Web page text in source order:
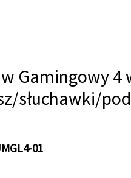
Gamingowy 4
słuchawki/
01